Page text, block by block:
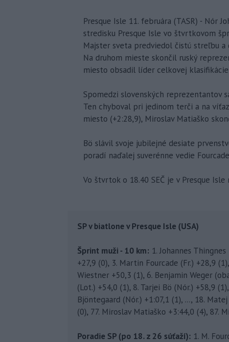
Presque Isle 11. februára (TASR) - Nór
stredisku Presque Isle vo štvrtkovom
Majster sveta predviedol čistú streľbu
Na druhom mieste skončil ruský
miesto obsadil líder celkovej
Spomedzi slovenských reprezentantov
Ten chyboval pri jedinom terči a na
miesto (+2:28,9), Miroslav Matiaško
Bö slávil svoje jubilejné desiate
poradí naďalej suverénne vedie
Vo štvrtok o 18.40 SEČ je v Presque
SP v biatlone v Presque Isle (USA)
Šprint muži - 10 km: 1. Johannes
+27,9 (0), 3. Martin Fourcade (Fr.) +28,9
Wiestner +50,3 (1), 6. Benjamin Weger
(Lot.) +54,0 (1), 8. Tarjei Bö (Nór.) +58,9
Bjöntegaard (Nór.) +1:07,1 (1), ..., 18.
(0), 77. Miroslav Matiaško +3:44,0 (4), 87.
Poradie SP (po 18. z 26 súťaží): 1. M.